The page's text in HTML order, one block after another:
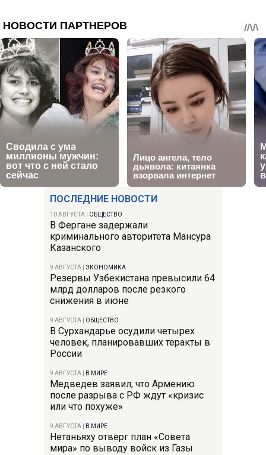
ПОСЛЕДНИЕ НОВОСТИ
10 АВГУСТА ОБЩЕСТВО
В Фергане задержали
криминального авторитета Мансура
Казанского
9 АВГУСТА ЭКОНОМИКА
Резервы Узбекистана превысили 64
млрд долларов после резкого
снижения в июне
9 АВГУСТА ОБЩЕСТВО
В Сурхандарье осудили четырех
человек, планировавших теракты в
России
9 АВГУСТА В МИРЕ
Медведев заявил, что Армению
после разрыва с РФ ждут «кризис
или что похуже»
9 АВГУСТА В МИРЕ
Нетаньяху отверг план «Совета
мира» по выводу войск из Газы